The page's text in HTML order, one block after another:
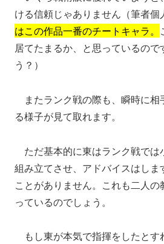
ける信頼じゃありません（筆者個
はこの作品一番のチートキャラ。
居てたまるか、と思っているので
う？）
またランク戦の際も、瞬時に
る様子が見て取れます。
ただ基本的に東はランク戦で
組み立てさせ、アドバイスはしま
ことがありません。これも二人
っているのでしょう。
もし東が本気で指揮をしたと